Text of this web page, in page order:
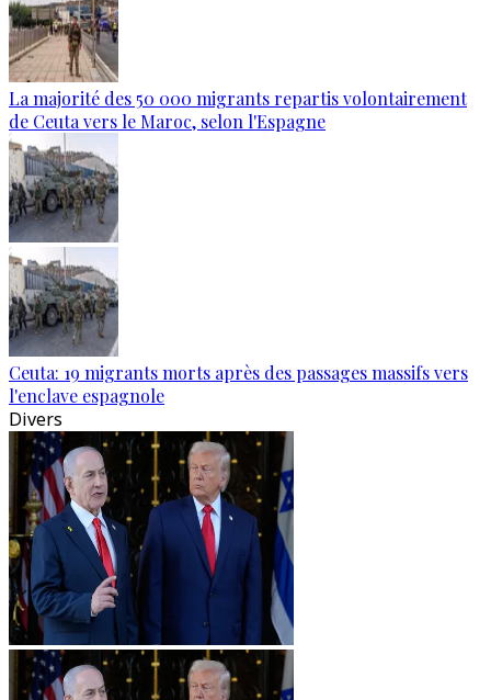
La majorité des 50 000 migrants repartis volontairement
de Ceuta vers le Maroc, selon l'Espagne
Ceuta: 19 migrants morts après des passages massifs vers
l'enclave espagnole
Divers